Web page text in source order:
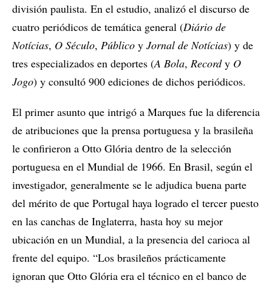
división paulista. En el estudio, analizó el discurso de
cuatro periódicos de temática general (Diário de
Notícias, O Século, Público y Jornal de Notícias) y de
tres especializados en deportes (A Bola, Recordy O
Jogo) y consultó 900 ediciones de dichos periódicos.
El primer asunto que intrigó a Marques fue la diferencia
de atribuciones que la prensa portuguesa y la brasileña
le confirieron a Otto Glória dentro de la selección
portuguesa en el Mundial de 1966. En Brasil, según el
investigador, generalmente se le adjudica buena parte
del mérito de que Portugal haya logrado el tercer puesto
en las canchas de Inglaterra, hasta hoy su mejor
ubicación en un Mundial, a la presencia del carioca al
frente del equipo. “Los brasileños prácticamente
ignoran que Otto Glória era el técnico en el banco de